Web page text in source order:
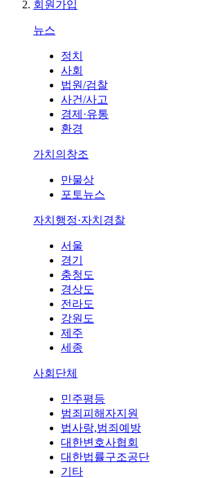
회원가입
뉴스
정치
사회
법원/검찰
사건/사고
경제·유통
환경
가치의창조
만물상
포토뉴스
자치행정·자치경찰
서울
경기
충청도
경상도
전라도
강원도
제주
세종
사회단체
민주평등
범죄피해자지원
법사랑,범죄예방
대한변호사협회
대한법률구조공단
기타